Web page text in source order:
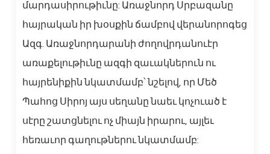
մարդասիրութիւնը: Առաջնորդ Սրբազանը
հայրական իր խօսքին ճամբով վերանորոգեց
Ազգ. Առաջնորդարանի ժողովրդանուէր
առաքելութիւնը ազգի զաւակներուն ու
հայրենիքին նկատմամբ՝ նշելով, որ Մեծ
Պահոց Սիրոյ այս սեղանը նաեւ կոչուած է
սէրը շատցնելու ոչ միայն իրարու, այլեւ
հեռաւոր գաղութներու նկատմամբ: